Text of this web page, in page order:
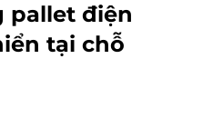
pallet điện
tại chỗ